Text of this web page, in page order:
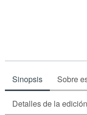
Sinopsis Sobre
Detalles de la edición